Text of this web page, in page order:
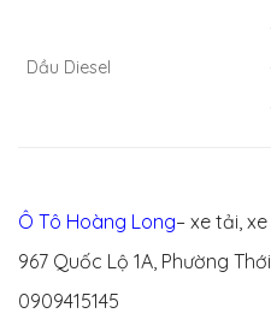
Dầu Diesel
Ô Tô Hoàng Long– xe tải,
967 Quốc Lộ 1A, Phường
0909415145